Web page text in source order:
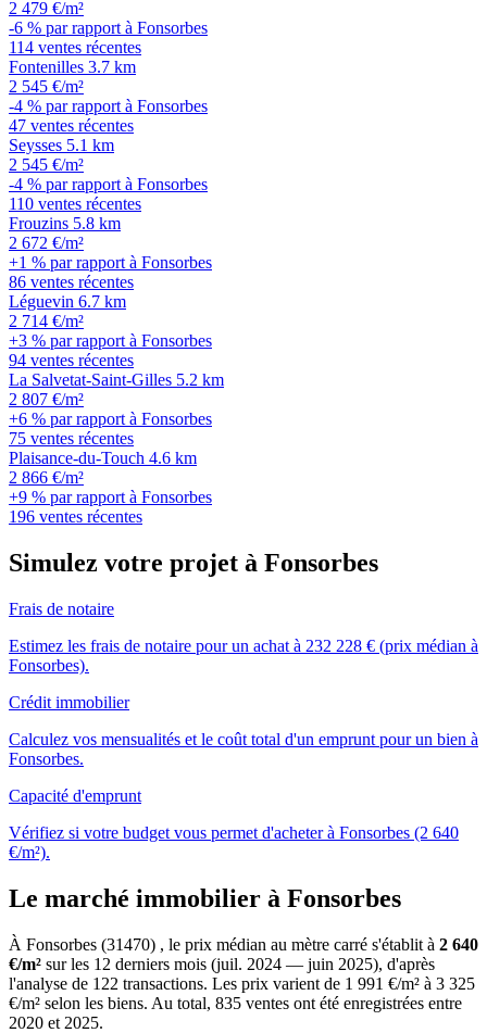
2 479 €/m²
-6 % par rapport à Fonsorbes
114 ventes récentes
Fontenilles 3.7 km
2 545 €/m²
-4 % par rapport à Fonsorbes
47 ventes récentes
Seysses 5.1 km
2 545 €/m²
-4 % par rapport à Fonsorbes
110 ventes récentes
Frouzins 5.8 km
2 672 €/m²
+1 % par rapport à Fonsorbes
86 ventes récentes
Léguevin 6.7 km
2 714 €/m²
+3 % par rapport à Fonsorbes
94 ventes récentes
La Salvetat-Saint-Gilles 5.2 km
2 807 €/m²
+6 % par rapport à Fonsorbes
75 ventes récentes
Plaisance-du-Touch 4.6 km
2 866 €/m²
+9 % par rapport à Fonsorbes
196 ventes récentes
Simulez votre projet à Fonsorbes
Frais de notaire
Estimez les frais de notaire pour un achat à 232 228 € (prix médian à
Fonsorbes).
Crédit immobilier
Calculez vos mensualités et le coût total d'un emprunt pour un bien à
Fonsorbes.
Capacité d'emprunt
Vérifiez si votre budget vous permet d'acheter à Fonsorbes (2 640
€/m²).
Le marché immobilier à Fonsorbes
À Fonsorbes (31470) , le prix médian au mètre carré s'établit à 2 640
€/m² sur les 12 derniers mois (juil. 2024 — juin 2025), d'après
l'analyse de 122 transactions. Les prix varient de 1 991 €/m² à 3 325
€/m² selon les biens. Au total, 835 ventes ont été enregistrées entre
2020 et 2025.